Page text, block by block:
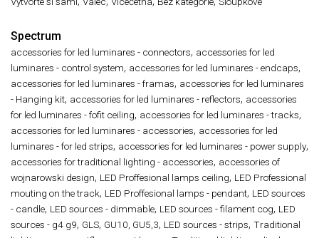
Spectrum
accessories for led luminares - connectors, accessories for led
luminares - control system, accessories for led luminares - endcaps,
accessories for led luminares - framas, accessories for led luminares
- Hanging kit, accessories for led luminares - reflectors, accessories
for led luminares - fofit ceiling, accessories for led luminares - tracks,
accessories for led luminares - accessories, accessories for led
luminares - for led strips, accessories for led luminares - power supply,
accessories for traditional lighting - accessories, accessories of
wojnarowski design, LED Proffesional lamps ceiling, LED Professional
mouting on the track, LED Proffesional lamps - pendant, LED sources
- candle, LED sources - dimmable, LED sources - filament cog, LED
sources - g4 g9, GLS, GU10, GU5,3, LED sources - strips, Traditional